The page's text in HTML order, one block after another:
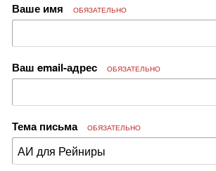
Ваше имя ОБЯЗАТЕЛЬНО
Ваш email-адрес ОБЯЗАТЕЛЬНО
Тема письма ОБЯЗАТЕЛЬНО